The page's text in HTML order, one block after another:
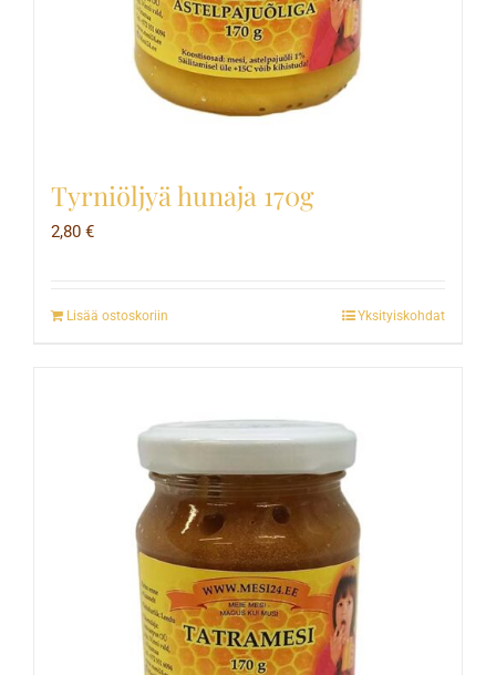
Tyrniöljyä hunaja 170g
2,80 €
Lisää ostoskoriin Yksityiskohdat